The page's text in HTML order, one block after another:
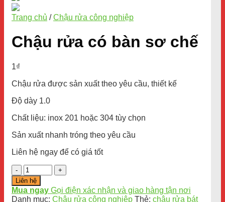
Trang chủ / Chậu rửa công nghiệp
Chậu rửa có bàn sơ chế
1₫
Chậu rửa được sản xuất theo yêu cầu, thiết kế
Độ dày 1.0
Chất liệu: inox 201 hoặc 304 tùy chọn
Sản xuất nhanh tróng theo yêu cầu
Liên hệ ngay để có giá tốt
Số
lượng
Liên hệ
Mua ngay Gọi điện xác nhận và giao hàng tận nơi
Danh mục: Chậu rửa công nghiệp Thẻ: chậu rửa bát